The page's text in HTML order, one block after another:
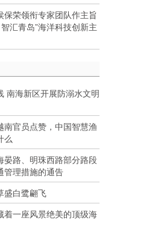
保荣领衔专家团队作主旨
汇青岛”海洋科技创新主
南海新区开展防溺水文明
南官员点赞，中国智慧渔
么
晏路、明珠西路部分路段
管理措施的通告
盛白鹭翩飞
着一座风景绝美的顶级海